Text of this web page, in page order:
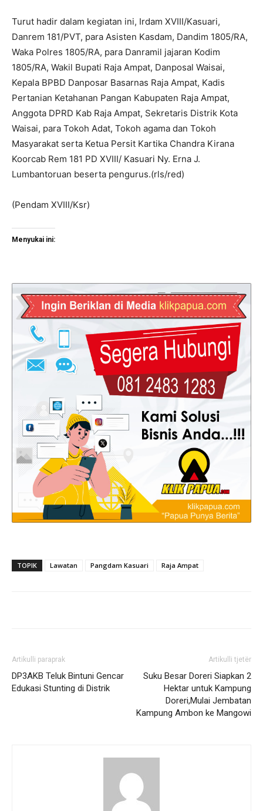
Turut hadir dalam kegiatan ini, Irdam XVIII/Kasuari,
Danrem 181/PVT, para Asisten Kasdam, Dandim 1805/RA,
Waka Polres 1805/RA, para Danramil jajaran Kodim
1805/RA, Wakil Bupati Raja Ampat, Danposal Waisai,
Kepala BPBD Danposar Basarnas Raja Ampat, Kadis
Pertanian Ketahanan Pangan Kabupaten Raja Ampat,
Anggota DPRD Kab Raja Ampat, Sekretaris Distrik Kota
Waisai, para Tokoh Adat, Tokoh agama dan Tokoh
Masyarakat serta Ketua Persit Kartika Chandra Kirana
Koorcab Rem 181 PD XVIII/ Kasuari Ny. Erna J.
Lumbantoruan beserta pengurus.(rls/red)
(Pendam XVIII/Ksr)
Menyukai ini:
TOPIK Lawatan Pangdam Kasuari Raja Ampat
Artikulli paraprak
DP3AKB Teluk Bintuni Gencar
Edukasi Stunting di Distrik
Artikulli tjetër
Suku Besar Doreri Siapkan 2
Hektar untuk Kampung
Doreri,Mulai Jembatan
Kampung Ambon ke Mangowi